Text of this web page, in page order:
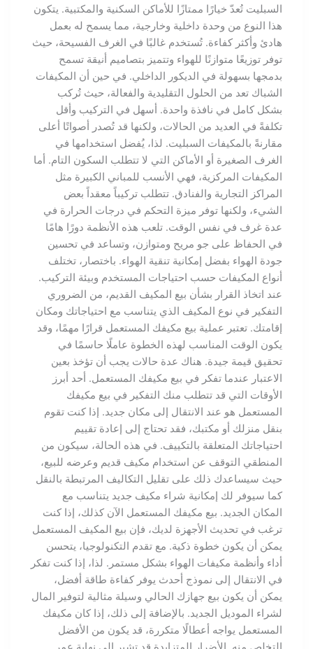
السبليت تُعدّ خيارًا ممتازًا للأماكن السكنية والمكتبية. يتكون
هذا النوع من وحدة داخلية وخارجية، مما يسمح له بعمل
هادئ وأكثر كفاءة. تُستخدم غالبًا في الغرف الفسيحة، حيث
توفر توزيعًا متوازنًا للهواء وتتميز بتصاميم أنيقة تسمح
بدمجها بسهولة في الديكور الداخلي. في حين أن المكيفات
الشباك تعد من الحلول التقليدية والفعالة، حيث تُركب
بشكل كامل في نافذة واحدة. أسهل في التركيب وأقل
تكلفةً في العديد من الحالات، ولكنها قد تُصدر أصواتًا أعلى
مقارنةً بالمكيفات السبليت. لذا، يُفضل استخدامها في
الغرف الصغيرة أو الأماكن التي لا تتطلب السكون التام. أما
المكيفات المركزية، فهي الأنسب للمباني الكبيرة مثل
المراكز التجارية والفنادق. تتطلب تركيباً معقداً بعض
الشيء، ولكنها توفر ميزة التحكم في درجات الحرارة في
عدة غرف في نفس الوقت. تلعب هذه الأنظمة دورًا هامًا
في الحفاظ على جو مريح ومتوازن، وتساعد في تحسين
جودة الهواء بفضل إمكانية تنقية الهواء. باختصار، تختلف
أنواع المكيفات حسب احتياجات المستخدم وبيئة التركيب.
عند اتخاذ القرار بشأن بيع المكيف القديم، من الضروري
التفكير في نوع المكيف الذي يتناسب مع احتياجاتك ومكان
إقامتك. تعتبر عملية بيع مكيفك المستعمل قرارًا مهمًا، وقد
يكون الوقت المناسب لهذه الخطوة عاملًا حاسمًا في
تحقيق قيمة جيدة. هناك عدة حالات يجب أن تؤخذ بعين
الاعتبار عندما تفكر في بيع مكيفك المستعمل. أحد أبرز
الأوقات التي قد تتطلب منك التفكير في بيع مكيفك
المستعمل هو عند الانتقال إلى مكان جديد. إذا كنت تقوم
بنقل منزلك أو مكتبك، فقد تحتاج إلى إعادة تقييم
احتياجاتك المتعلقة بالتكييف. في هذه الحالة، سيكون من
المنطقي التوقف عن استخدام مكيف قديم وعرضه للبيع،
حيث سيساعدك ذلك على تقليل التكاليف المرتبطة بالنقل
كما سيوفر لك إمكانية شراء مكيف جديد يتناسب مع
المكان الجديد. بيع مكيفك المستعمل الآن كذلك، إذا كنت
ترغب في تحديث الأجهزة لديك، فإن بيع المكيف المستعمل
يمكن أن يكون خطوة ذكية. مع تقدم التكنولوجيا، يتحسن
أداء وأنظمة مكيفات الهواء بشكل مستمر. لذا، إذا كنت تفكر
في الانتقال إلى نموذج أحدث يوفر كفاءة طاقة أفضل،
يمكن أن يكون بيع جهازك الحالي وسيلة مثالية لتوفير المال
لشراء الموديل الجديد. بالإضافة إلى ذلك، إذا كان مكيفك
المستعمل يواجه أعطالًا متكررة، قد يكون من الأفضل